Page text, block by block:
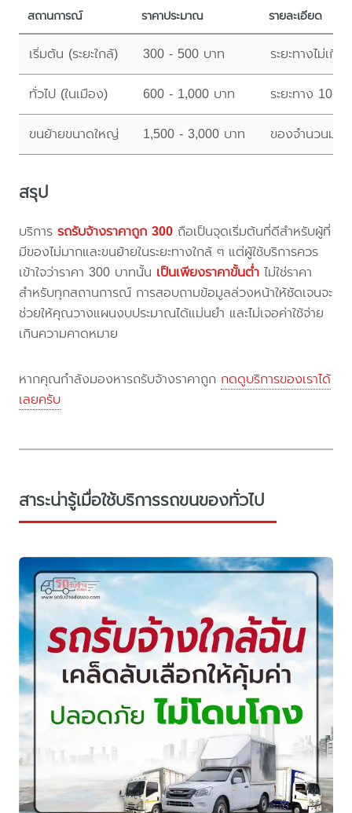
สถานการณ์ ราคาประมาณ รายละเอียด
เริ่มต้น (ระยะใกล้) 300 - 500 บาท ระยะทางไม่เกิ
ทั่วไป (ในเมือง) 600 - 1,000 บาท ระยะทาง 10-
ขนย้ายขนาดใหญ่ 1,500 - 3,000 บาท ของจำนวนมา
สรุป
บริการรถรับจ้างราคาถูก 300 ถือเป็นจุดเริ่มต้นที่ดีสำหรับผู้ที่
มีของไม่มากและขนย้ายในระยะทางใกล้ ๆ แต่ผู้ใช้บริการควร
เข้าใจว่าราคา 300 บาทนั้น เป็นเพียงราคาขั้นต่ำ ไม่ใช่ราคา
สำหรับทุกสถานการณ์ การสอบถามข้อมูลล่วงหน้าให้ชัดเจนจะ
ช่วยให้คุณวางแผนงบประมาณได้แม่นยำ และไม่เจอค่าใช้จ่าย
เกินความคาดหมาย
หากคุณกำลังมองหารถรับจ้างราคาถูก กดดูบริการของเราได้
เลยครับ
สาระน่ารู้เมื่อใช้บริการรถขนของทั่วไป